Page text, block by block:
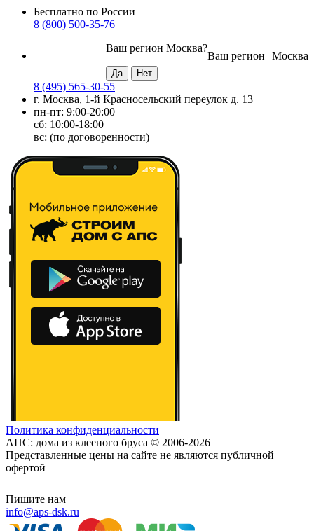
Бесплатно по России
8 (800) 500-35-76
Москва
Ваш регион
Ваш регион Москва?
8 (495) 565-30-55
г. Москва, 1-й Красносельский переулок д. 13
пн-пт: 9:00-20:00
сб: 10:00-18:00
вс: (по договоренности)
Политика конфиденциальности
АПС: дома из клееного бруса © 2006-2026
Представленные цены на сайте не являются публичной
офертой
Пишите нам
info@aps-dsk.ru